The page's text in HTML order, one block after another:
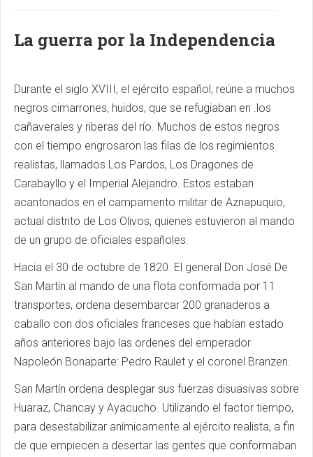
La guerra por la Independencia
Durante el siglo XVIII, el ejército español, reúne a muchos
negros cimarrones, huidos, que se refugiaban en .los
cañaverales y riberas del río. Muchos de estos negros
con el tiempo engrosaron las filas de los regimientos
realistas, llamados Los Pardos, Los Dragones de
Carabayllo y el Imperial Alejandro. Estos estaban
acantonados en el campamento militar de Aznapuquio,
actual distrito de Los Olivos, quienes estuvieron al mando
de un grupo de oficiales españoles.
Hacia el 30 de octubre de 1820. El general Don José De
San Martín al mando de una flota conformada por 11
transportes, ordena desembarcar 200 granaderos a
caballo con dos oficiales franceses que habían estado
años anteriores bajo las ordenes del emperador
Napoleón Bonaparte: Pedro Raulet y el coronel Branzen.
San Martín ordena desplegar sus fuerzas disuasivas sobre
Huaraz, Chancay y Ayacucho. Utilizando el factor tiempo,
para desestabilizar anímicamente al ejército realista, a fin
de que empiecen a desertar las gentes que conformaban